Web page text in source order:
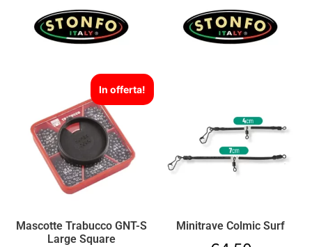
In offerta!
Mascotte Trabucco GNT-S
Large Square
Minitrave Colmic Surf